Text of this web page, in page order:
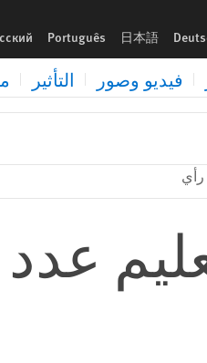
日本語
Português
فيديو وصور التأثير
رأي